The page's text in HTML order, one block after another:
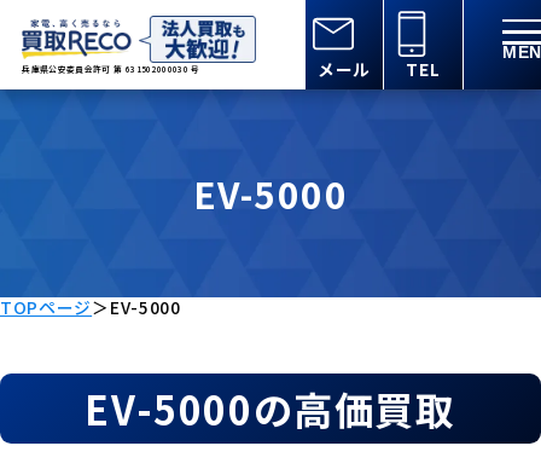
兵庫県公安委員会許可 第 631502000030 号 メール TEL
EV-5000
TOPページ＞ EV-5000
EV-5000の高価買取